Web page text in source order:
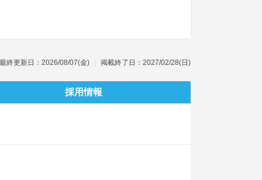
最終更新日：2026/08/07(金) 掲載終了日：2027/02/28(日)
採用情報